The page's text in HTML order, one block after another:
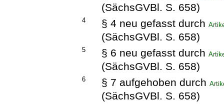
(SächsGVBl. S. 658)
4 § 4 neu gefasst durch
(SächsGVBl. S. 658)
5 § 6 neu gefasst durch
(SächsGVBl. S. 658)
6 § 7 aufgehoben durch
(SächsGVBl. S. 658)